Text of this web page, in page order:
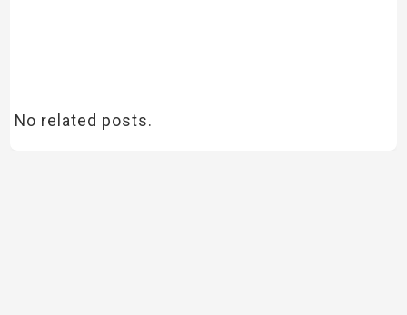
No related posts.